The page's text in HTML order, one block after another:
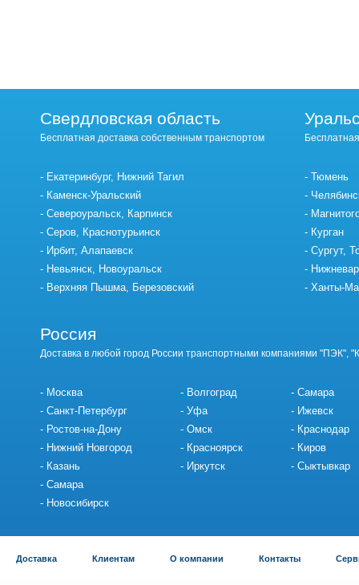
Свердловская область
Бесплатная доставка собственным транспортом
Екатеринбург, Нижний Тагил
Каменск-Уральский
Североуральск, Карпинск
Серов, Краснотурьинск
Ирбит, Алапаевск
Невьянск, Новоуральск
Верхняя Пышма, Березовский
Тюмень
Курган
Сургут,
Ханты-
Россия
Доставка в любой город России транспортными компаниями "ПЭК",
Москва
Санкт-Петербург
Ростов-на-Дону
Нижний Новгород
Казань
Самара
Новосибирск
Волгоград
Уфа
Омск
Красноярск
Иркутск
Самара
Ижевск
Краснодар
Киров
Сыктывкар
Доставка Клиентам О компании Контакты